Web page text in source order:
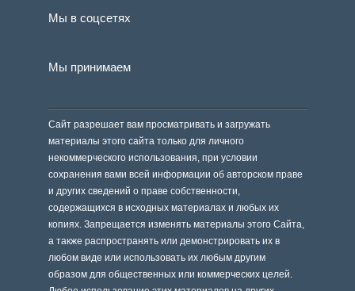
Мы в соцсетях
Мы принимаем
Сайт разрешает вам просматривать и загружать
материалы этого сайта только для личного
некоммерческого использования, при условии
сохранения вами всей информации об авторском праве
и других сведений о праве собственности,
содержащихся в исходных материалах и любых их
копиях. Запрещается изменять материалы этого Сайта,
а также распространять или демонстрировать их в
любом виде или использовать их любым другим
образом для общественных или коммерческих целей.